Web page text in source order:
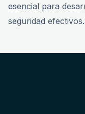
esencial para
seguridad efectivos.